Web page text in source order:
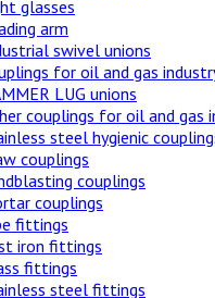
glasses
arm
swivel unions
for oil and gas
LUG unions
couplings for oil and gas
steel hygienic
couplings
couplings
couplings
fittings
iron fittings
fittings
steel fittings